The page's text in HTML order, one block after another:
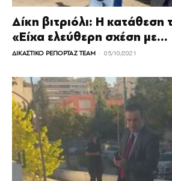
Δίκη βιτριόλι: Η
«Είχα ελεύθερη σχέση με...
ΔΙΚΑΣΤΙΚΟ ΡΕΠΟΡΤΑΖ TEAM - 05/10/2021